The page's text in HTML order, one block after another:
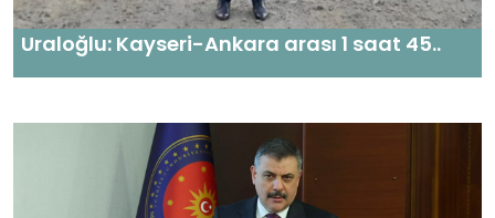
Uraloğlu: Kayseri-Ankara arası 1 saat 45..